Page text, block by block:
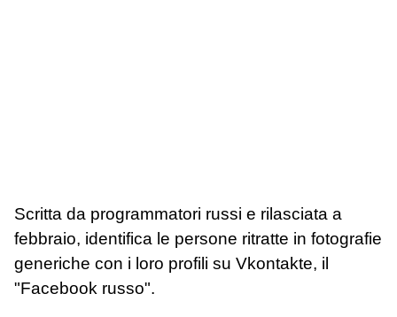
Scritta da programmatori russi e rilasciata a
febbraio, identifica le persone ritratte in fotografie
generiche con i loro profili su Vkontakte, il
"Facebook russo".